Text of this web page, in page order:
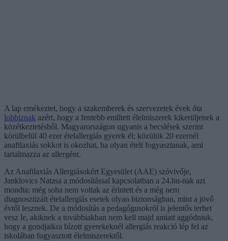
A lap emékeztet, hogy a szakemberek és szervezetek évek óta
lobbiznak azért, hogy a fentebb említett élelmiszerek kikerüljenek a
közétkeztetésből. Magyarországon ugyanis a becslések szerint
körülbelül 40 ezer ételallergiás gyerek él; közülük 20 ezernél
anafilaxiás sokkot is okozhat, ha olyan ételt fogyasztanak, ami
tartalmazza az allergént.
Az Anafilaxiás Allergiásokért Egyesület (AAE) szóvivője,
Janklovics Natasa a módosítással kapcsolatban a 24.hu-nak azt
mondta; még soha nem voltak az érintett és a még nem
diagnosztizált ételallergiás esetek olyan biztonságban, mint a jövő
évtől lesznek. De a módosítás a pedagógusokról is jelentős terhet
vesz le, akiknek a továbbiakban nem kell majd amiatt aggódniuk,
hogy a gondjaikra bízott gyerekeknél allergiás reakció lép fel az
iskolában fogyasztott élelmiszerektől.